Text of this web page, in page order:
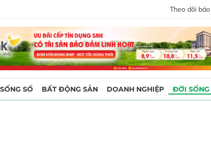
Theo dõi
SỐ BẤT ĐỘNG SẢN DOANH NGHIỆP ĐỜI SỐNG